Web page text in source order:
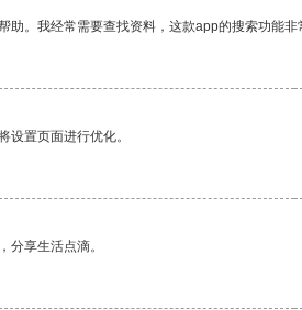
。我经常需要查找资料，这款app的搜索功能非
设置页面进行优化。
分享生活点滴。